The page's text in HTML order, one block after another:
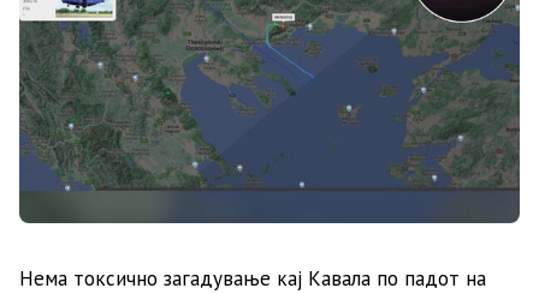
Нема токсично загадување кај Кавала по падот на